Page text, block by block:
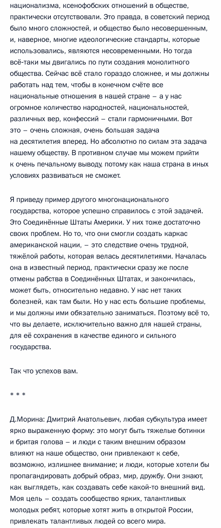
национализма, ксенофобских отношений в обществе,
практически отсутствовали. Это правда, в советский период
было много сложностей, и общество было несовершенным,
и, наверное, многие идеологические стандарты, которые
использовались, являются несовременными. Но тогда
всё‑таки мы двигались по пути создания монолитного
общества. Сейчас всё стало гораздо сложнее, и мы должны
работать над тем, чтобы в конечном счёте все
национальные отношения в нашей стране – а у нас
огромное количество народностей, национальностей,
различных вер, конфессий – стали гармоничными. Вот
это – очень сложная, очень большая задача
на десятилетия вперед. Но абсолютно по силам эта задача
нашему обществу. В противном случае мы можем прийти
к очень печальному выводу, потому как наша страна в иных
условиях развиваться не сможет.
Я приведу пример другого многонационального
государства, которое успешно справилось с этой задачей.
Это Соединённые Штаты Америки. У них тоже достаточно
своих проблем. Но то, что они смогли создать каркас
американской нации, – это следствие очень трудной,
тяжёлой работы, которая велась десятилетиями. Началась
она в известный период, практически сразу же после
отмены рабства в Соединённых Штатах, и закончилась,
может быть, относительно недавно. У нас нет таких
болезней, как там были. Но у нас есть большие проблемы,
и мы должны ими обязательно заниматься. Поэтому всё то,
что вы делаете, исключительно важно для нашей страны,
для её сохранения в качестве единого и сильного
государства.
Так что успехов вам.
* * *
Д.Морина: Дмитрий Анатольевич, любая субкультура имеет
ярко выраженную форму: это могут быть тяжелые ботинки
и бритая голова – и люди с таким внешним образом
влияют на наше общество, они привлекают к себе,
возможно, излишнее внимание; и люди, которые хотели бы
пропагандировать добрый образ, мир, дружбу. Они знают,
как выглядеть, как создавать себе какой‑то внешний вид.
Моя цель – создать сообщество ярких, талантливых
молодых ребят, которые хотят жить в открытой России,
привлекать талантливых людей со всего мира.